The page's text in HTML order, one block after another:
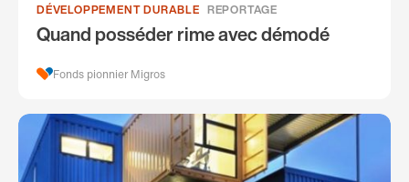
DÉVELOPPEMENT DURABLE REPORTAGE
Quand posséder rime avec démodé
Fonds pionnier Migros